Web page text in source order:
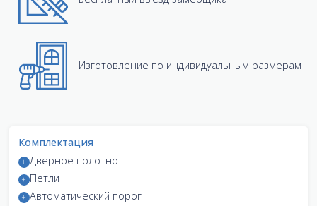
Изготовление по индивидуальным размерам
Комплектация
Дверное полотно
Петли
Автоматический порог